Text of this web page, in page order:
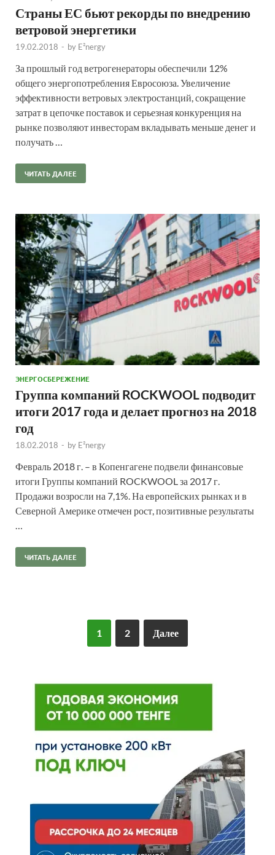
Страны ЕС бьют рекорды по внедрению
ветровой энергетики
19.02.2018 - by E²nergy
За прошлый год ветрогенераторы обеспечили 12%
общего энергопотребления Евросоюза. Увеличение
эффективности ветровых электростанций, сокращение
затрат в цепочке поставок и серьезная конкуренция на
рынке позволяют инвесторам вкладывать меньше денег и
получать …
ЧИТАТЬ ДАЛЕЕ
ЭНЕРГОСБЕРЕЖЕНИЕ
Группа компаний ROCKWOOL подводит
итоги 2017 года и делает прогноз на 2018
год
18.02.2018 - by E²nergy
Февраль 2018 г. – в Копенгагене подвели финансовые
итоги Группы компаний ROCKWOOL за 2017 г.
Продажи возросли на 7,1%. На европейских рынках и в
Северной Америке отмечен рост, позитивные результаты
…
ЧИТАТЬ ДАЛЕЕ
1 2 Далее